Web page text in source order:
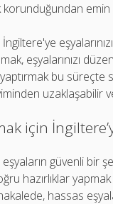
korunduğundan
eşyalarınızı
bu süreçte
uzaklaşabilir
için
güvenli bir
hazırlıklar
hassas